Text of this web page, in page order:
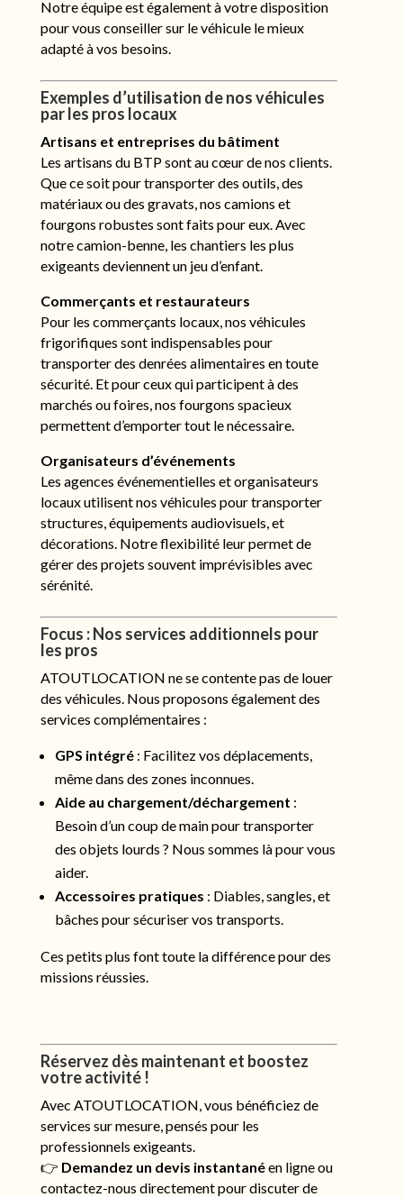
Notre équipe est également à votre disposition
pour vous conseiller sur le véhicule le mieux
adapté à vos besoins.
Exemples d’utilisation de nos véhicules
par les pros locaux
Artisans et entreprises du bâtiment
Les artisans du BTP sont au cœur de nos clients.
Que ce soit pour transporter des outils, des
matériaux ou des gravats, nos camions et
fourgons robustes sont faits pour eux. Avec
notre camion-benne, les chantiers les plus
exigeants deviennent un jeu d’enfant.
Commerçants et restaurateurs
Pour les commerçants locaux, nos véhicules
frigorifiques sont indispensables pour
transporter des denrées alimentaires en toute
sécurité. Et pour ceux qui participent à des
marchés ou foires, nos fourgons spacieux
permettent d’emporter tout le nécessaire.
Organisateurs d’événements
Les agences événementielles et organisateurs
locaux utilisent nos véhicules pour transporter
structures, équipements audiovisuels, et
décorations. Notre flexibilité leur permet de
gérer des projets souvent imprévisibles avec
sérénité.
Focus : Nos services additionnels pour
les pros
ATOUTLOCATION ne se contente pas de louer
des véhicules. Nous proposons également des
services complémentaires :
GPS intégré: Facilitez vos déplacements,
même dans des zones inconnues.
Aide au chargement/déchargement :
Besoin d’un coup de main pour transporter
des objets lourds ? Nous sommes là pour vous
aider.
Accessoires pratiques : Diables, sangles, et
bâches pour sécuriser vos transports.
Ces petits plus font toute la différence pour des
missions réussies.
Réservez dès maintenant et boostez
votre activité !
Avec ATOUTLOCATION, vous bénéficiez de
services sur mesure, pensés pour les
professionnels exigeants.
👉 Demandez un devis instantanéen ligne ou
contactez-nous directement pour discuter de